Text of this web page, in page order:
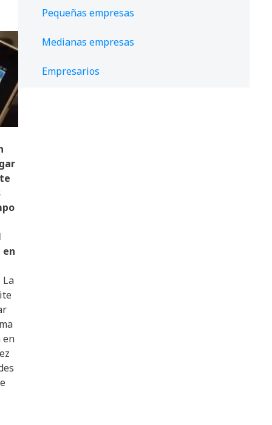
en
en
Pequeñas empresas
Medianas empresas
Empresarios